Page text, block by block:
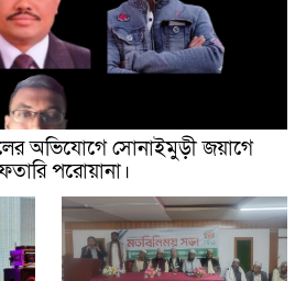
অভিযোগে সোনাইমুড়ী জয়াগে
পরোয়ানা।